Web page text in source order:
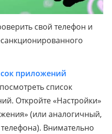
свой телефон и
приложений
список
Откройте «Настройки»
(или аналогичный,
Внимательно